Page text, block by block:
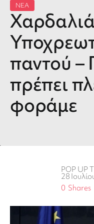
ΝΕΑ
παντού –
πρέπει
φοράμε
POP UP
28
Shares
0